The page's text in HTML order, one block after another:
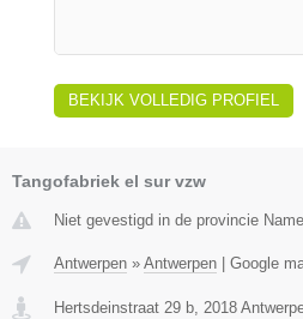
BEKIJK VOLLEDIG PROFIEL
Tangofabriek el sur vzw
Niet gevestigd in de provincie
Antwerpen » Antwerpen Google
Hertsdeinstraat 29 b, 2018